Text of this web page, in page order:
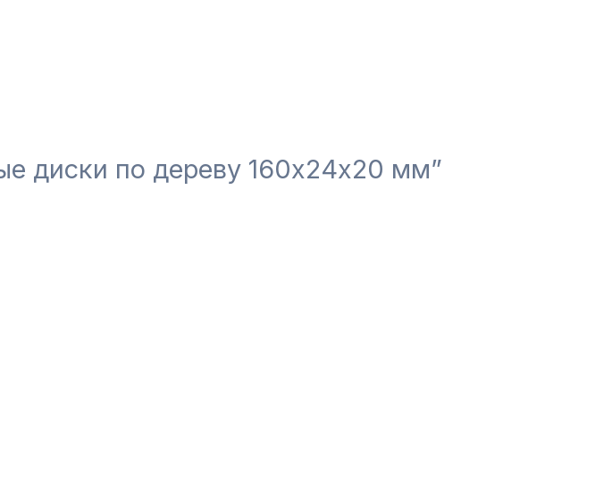
диски по дереву 160х24х20 мм”